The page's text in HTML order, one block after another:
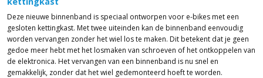
Deze nieuwe binnenband is speciaal ontworpen voor e-bikes met een
gesloten kettingkast. Met twee uiteinden kan de binnenband eenvoudig
worden vervangen zonder het wiel los te maken. Dit betekent dat je geen
gedoe meer hebt met het losmaken van schroeven of het ontkoppelen van
de elektronica. Het vervangen van een binnenband is nu snel en
gemakkelijk, zonder dat het wiel gedemonteerd hoeft te worden.